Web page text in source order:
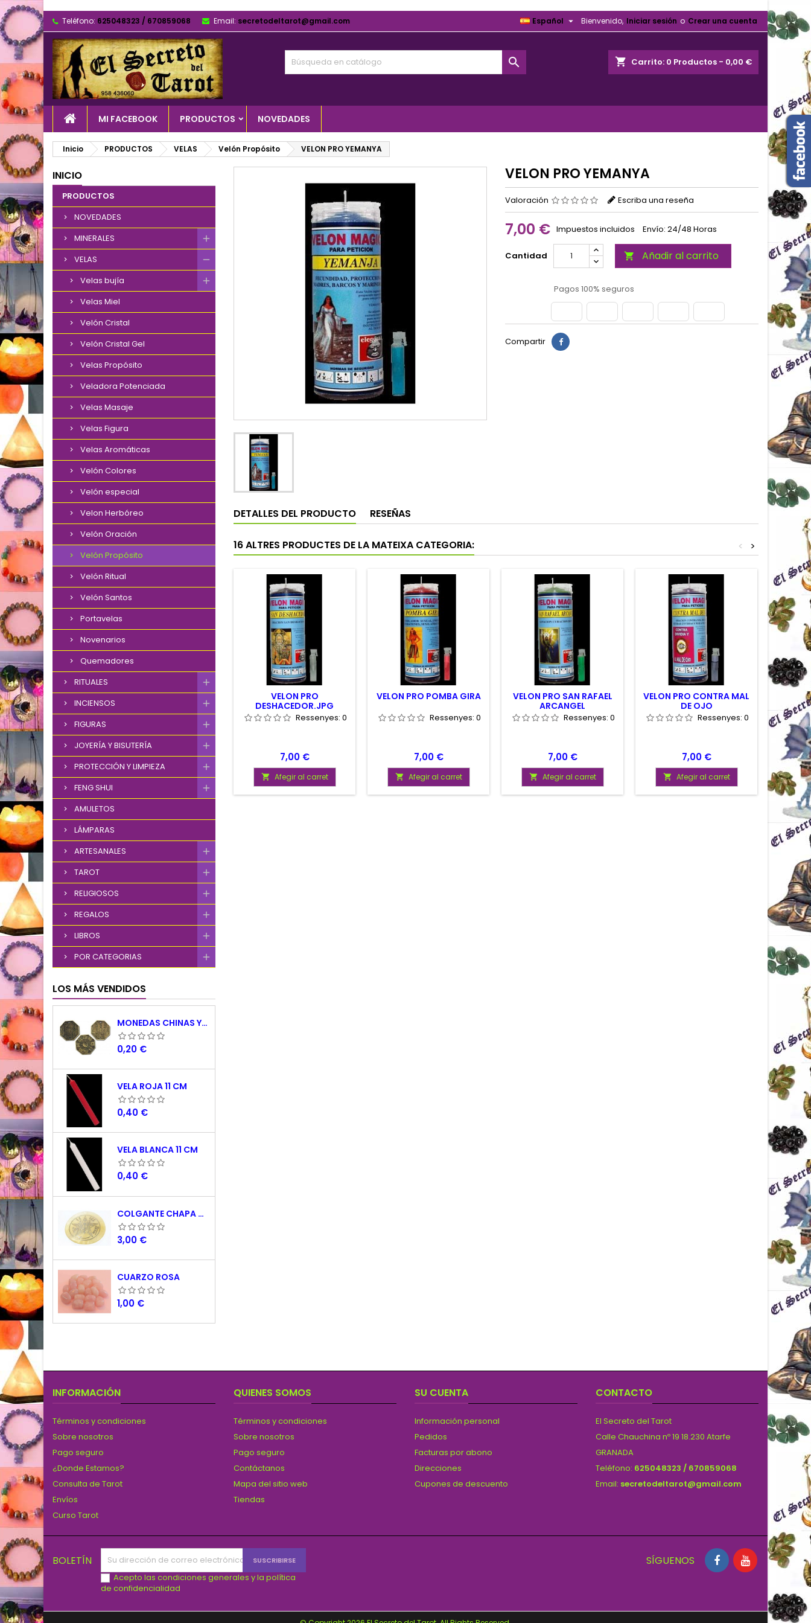
Teléfono: 625048323 / 670859068 Email: secretodeltarot@gmail.com Bienvenido, Iniciar sesión o Crear una cuenta
Español 
shopping_cart Carrito: 0 Productos - 0,00 €

MI FACEBOOK PRODUCTOS NOVEDADES
Inicio PRODUCTOS VELAS Velón Propósito VELON PRO YEMANYA
INICIO
PRODUCTOS
NOVEDADES
MINERALES
VELAS
Velas bujía
Velas Miel
Velón Cristal
Velón Cristal Gel
Velas Propósito
Veladora Potenciada
Velas Masaje
Velas Figura
Velas Aromáticas
Velón Colores
Velón especial
Velon Herbóreo
Velón Oración
Velón Propósito
Velón Ritual
Velón Santos
Portavelas
Novenarios
Quemadores
RITUALES
INCIENSOS
FIGURAS
JOYERÍA Y BISUTERÍA
PROTECCIÓN Y LIMPIEZA
FENG SHUI
AMULETOS
LÁMPARAS
ARTESANALES
TAROT
RELIGIOSOS
REGALOS
LIBROS
POR CATEGORIAS
LOS MÁS VENDIDOS
MONEDAS CHINAS YING YANG
Precio
0,20 €
VELA ROJA 11 CM
Precio
0,40 €
VELA BLANCA 11 CM
Precio
0,40 €
COLGANTE CHAPA NACAR TETRAGRAMATON 5 CM
Precio
3,00 €
CUARZO ROSA
Precio
1,00 €
VELON PRO YEMANYA
Valoración Escriba una reseña
7,00 € Impuestos incluidos Envío: 24/48 Horas
Cantidad  Añadir al carrito
Pagos 100% seguros
Compartir
DETALLES DEL PRODUCTO RESEÑAS
16 ALTRES PRODUCTES DE LA MATEIXA CATEGORIA: >
<
VELON PRO
DESHACEDOR.JPG
Ressenyes: 0
Preu
7,00 €
 Afegir al carret
VELON PRO POMBA GIRA
Ressenyes: 0
Preu
7,00 €
 Afegir al carret
VELON PRO SAN RAFAEL
ARCANGEL
Ressenyes: 0
Preu
7,00 €
 Afegir al carret
VELON PRO CONTRA MAL
DE OJO
Ressenyes: 0
Preu
7,00 €
 Afegir al carret 
INFORMACIÓN
Términos y condiciones
Sobre nosotros
Pago seguro
¿Donde Estamos?
Consulta de Tarot
Envíos
Curso Tarot
QUIENES SOMOS
Términos y condiciones
Sobre nosotros
Pago seguro
Contáctanos
Mapa del sitio web
Tiendas
SU CUENTA
Información personal
Pedidos
Facturas por abono
Direcciones
Cupones de descuento
CONTACTO
El Secreto del Tarot
Calle Chauchina nº 19 18.230 Atarfe
GRANADA
Teléfono: 625048323 / 670859068
Email: secretodeltarot@gmail.com
BOLETÍN
Acepto las condiciones generales y la política
de confidencialidad
SÍGUENOS